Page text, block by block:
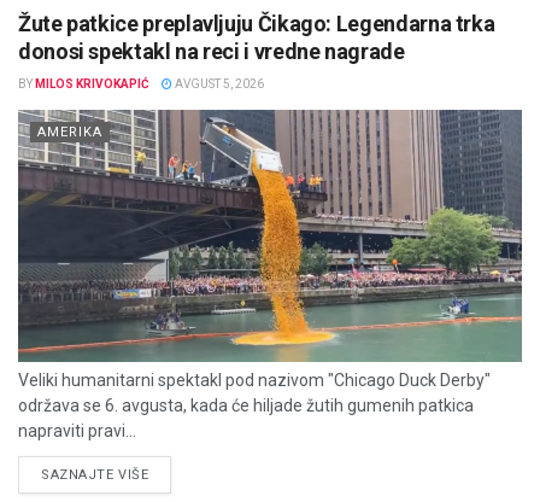
Žute patkice preplavljuju Čikago: Legendarna trka
donosi spektakl na reci i vredne nagrade
BY MILOS KRIVOKAPIĆ AVGUST 5, 2026
AMERIKA
Veliki humanitarni spektakl pod nazivom "Chicago Duck Derby"
održava se 6. avgusta, kada će hiljade žutih gumenih patkica
napraviti pravi...
SAZNAJTE VIŠEDETAILS